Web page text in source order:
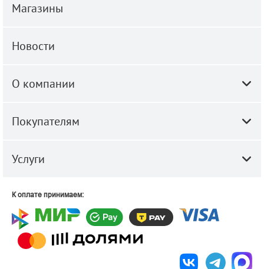
Магазины
Новости
О компании
Покупателям
Услуги
К оплате принимаем: